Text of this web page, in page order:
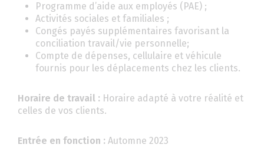
Programme d’aide aux employés (PAE) ;
Activités sociales et familiales ;
Congés payés supplémentaires favorisant la
conciliation travail/vie personnelle;
Compte de dépenses, cellulaire et véhicule
fournis pour les déplacements chez les clients.
Horaire de travail : Horaire adapté à votre réalité et
celles de vos clients.
Entrée en fonction : Automne 2023